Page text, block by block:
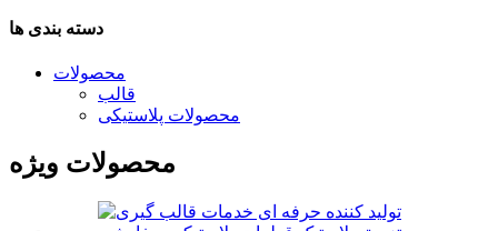
دسته بندی ها
محصولات
قالب
محصولات پلاستیکی
محصولات ویژه